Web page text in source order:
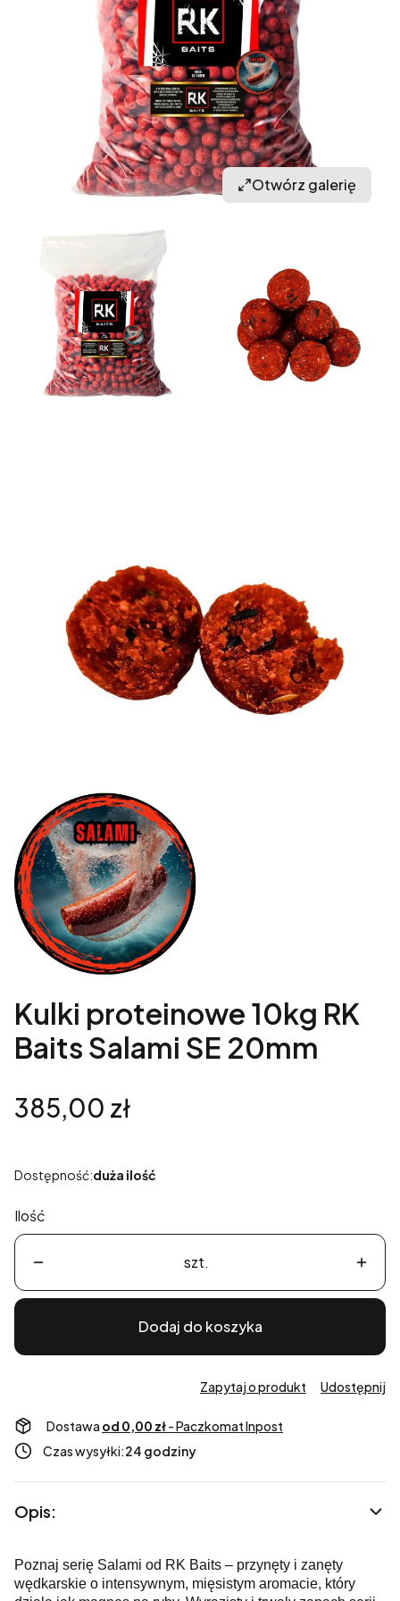
Otwórz galerię
Kulki proteinowe 10kg RK
Baits Salami SE 20mm
Cena
385,00 zł
Dostępność:duża ilość
Ilość
szt.
Dodaj do koszyka
Zapytaj o produkt Udostępnij
Dostawa od 0,00 zł- Paczkomat Inpost
Czas wysyłki:24 godziny
Opis:
Poznaj serię Salami od RK Baits – przynęty i zanęty
wędkarskie o intensywnym, mięsistym aromacie, który